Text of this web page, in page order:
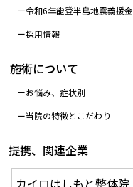
令和6年能登半島地震義援金
採用情報
施術について
お悩み、症状別
当院の特徴とこだわり
提携、関連企業
カイロはしもと整体院